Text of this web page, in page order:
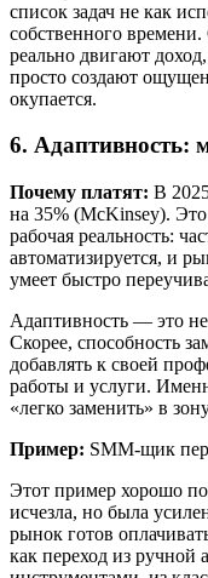
список задач не как
собственного
реально двигают
просто создают
окупается.
6. Адаптивность:
Почему платят: В
на 35% (McKinsey).
рабочая реальность:
автоматизируется, и
умеет быстро
Адаптивность — это не
Скорее, способность
добавлять к своей
работы и услуги.
«легко заменить» в
Пример: SMM-щик
Этот пример хорошо
исчезла, но была
рынок готов
как переход из ручной